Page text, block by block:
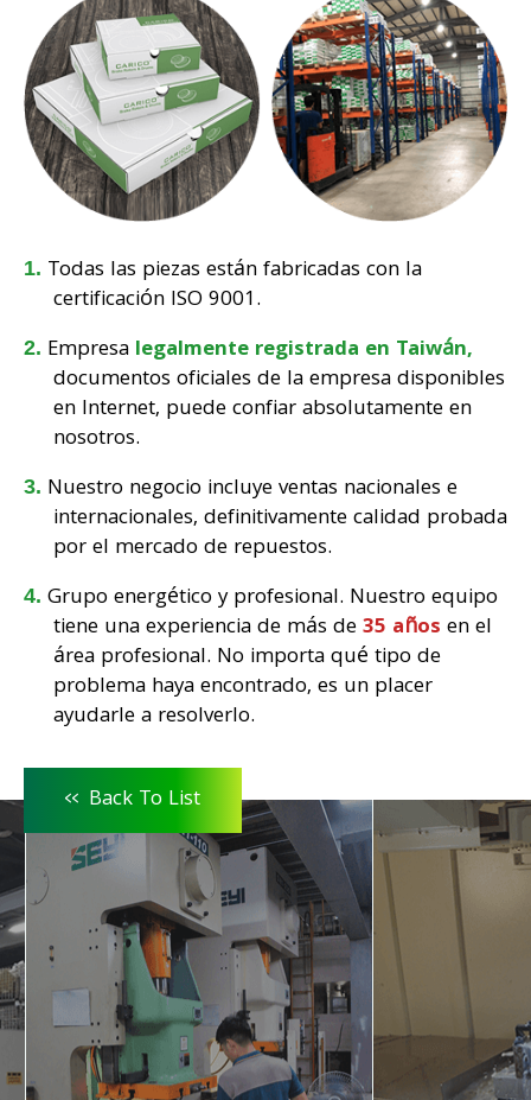
Todas las piezas están fabricadas con la
certificación ISO 9001.
Empresa legalmente registrada en Taiwán,
documentos oficiales de la empresa disponibles
en Internet, puede confiar absolutamente en
nosotros.
Nuestro negocio incluye ventas nacionales e
internacionales, definitivamente calidad probada
por el mercado de repuestos.
Grupo energético y profesional. Nuestro equipo
tiene una experiencia de más de35 años en el
área profesional. No importa qué tipo de
problema haya encontrado, es un placer
ayudarle a resolverlo.
<< Back To List